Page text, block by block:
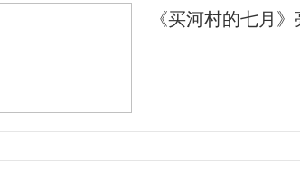
《买河村的七月